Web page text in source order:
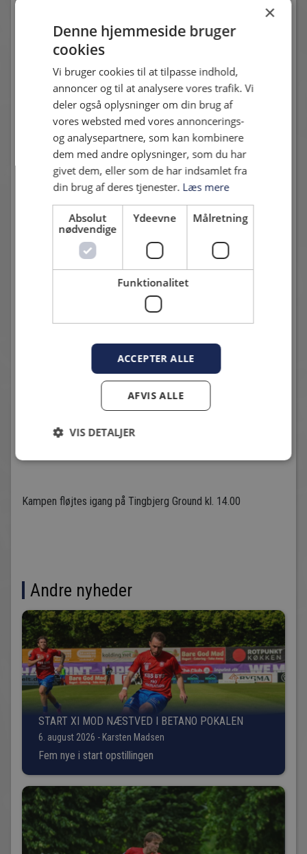
3. Frederik Krabbe
7. Peter Benjaminsen
11. Daniel Holm
12. Anders Vestergaard
13. Mikkel Hasling
16. Magnus Sonne
17. Louka Andreasen
18. Rasmus Johansson
20. Mads-Christopher Pedersen
23. Frederik Emil Andersen
Kampen fløjtes igang på Tingbjerg Ground kl. 14.00
Andre nyheder
START XI MOD NÆSTVED I BETANO POKALEN
6. august 2026 - Karsten Madsen
Fem nye i start opstillingen
×
Denne hjemmeside bruger
cookies
Vi bruger cookies til at tilpasse indhold,
annoncer og til at analysere vores trafik. Vi
deler også oplysninger om din brug af
vores websted med vores annoncerings-
og analysepartnere, som kan kombinere
dem med andre oplysninger, som du har
givet dem, eller som de har indsamlet fra
din brug af deres tjenester. Læs mere
Absolut
nødvendige
Ydeevne Målretning
Funktionalitet
ACCEPTER ALLE
AFVIS ALLE
VIS DETALJER